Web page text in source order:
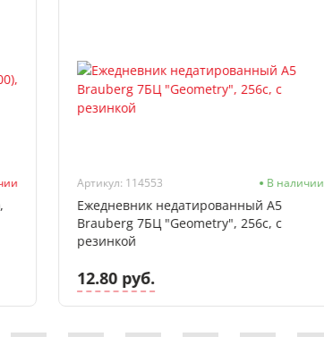
Артикул: 114553 В наличии
Ежедневник недатированный А5
Brauberg 7БЦ "Geometry", 256с, с
резинкой
12.80 руб.